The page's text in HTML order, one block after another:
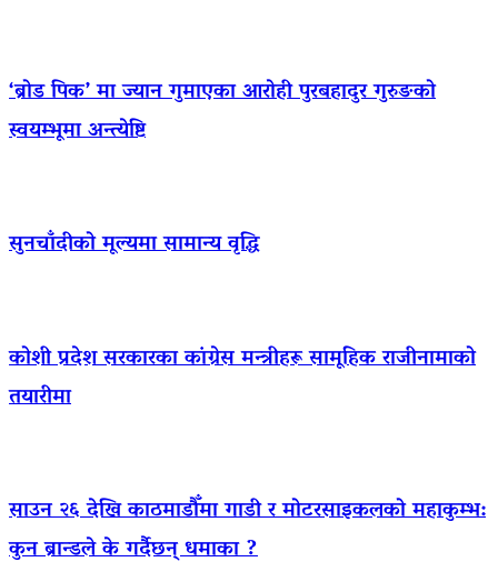
‘ब्रोड पिक’ मा ज्यान गुमाएका आराेही पुरबहादुर गुरुङको
स्वयम्भूमा अन्त्येष्टि
सुनचाँदीको मूल्यमा सामान्य वृद्धि
कोशी प्रदेश सरकारका कांग्रेस मन्त्रीहरू सामूहिक राजीनामाको
तयारीमा
साउन २६ देखि काठमाडौँमा गाडी र मोटरसाइकलको महाकुम्भ:
कुन ब्रान्डले के गर्दैछन् धमाका ?